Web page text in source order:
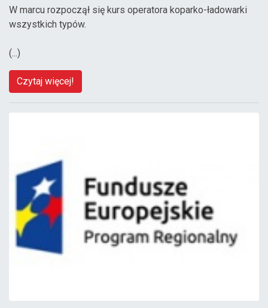
W marcu rozpoczął się kurs operatora koparko-ładowarki
wszystkich typów.
(...)
Czytaj więcej!